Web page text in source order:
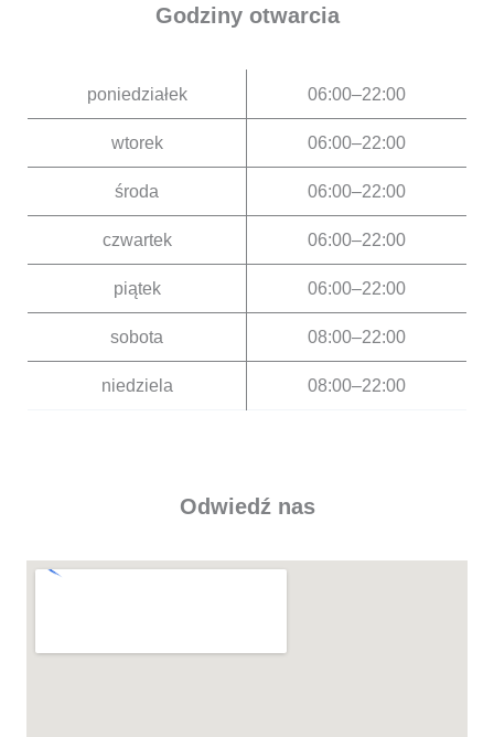
Godziny otwarcia
poniedziałek 06:00–22:00
wtorek 06:00–22:00
środa 06:00–22:00
czwartek 06:00–22:00
piątek 06:00–22:00
sobota 08:00–22:00
niedziela 08:00–22:00
Odwiedź nas